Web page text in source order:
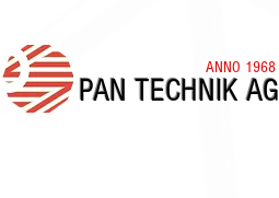
PAN TECHNIK AG
ANNO 1968